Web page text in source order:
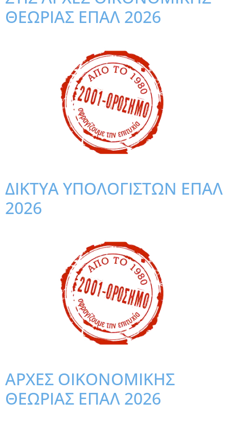
ΘΕΩΡΙΑΣ ΕΠΑΛ 2026
ΔΙΚΤΥΑ ΥΠΟΛΟΓΙΣΤΩΝ ΕΠΑΛ
2026
ΑΡΧΕΣ ΟΙΚΟΝΟΜΙΚΗΣ
ΘΕΩΡΙΑΣ ΕΠΑΛ 2026